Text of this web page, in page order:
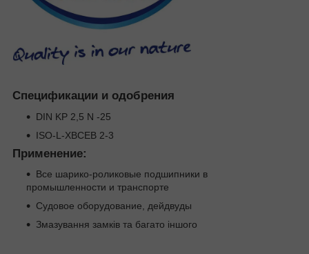
Спецификации и одобрения
DIN KP 2,5 N -25
ISO-L-XBCEB 2-3
Применение:
Все шарико-роликовые подшипники в
промышленности и транспорте
Судовое оборудование, дейдвуды
Змазування замків та багато іншого